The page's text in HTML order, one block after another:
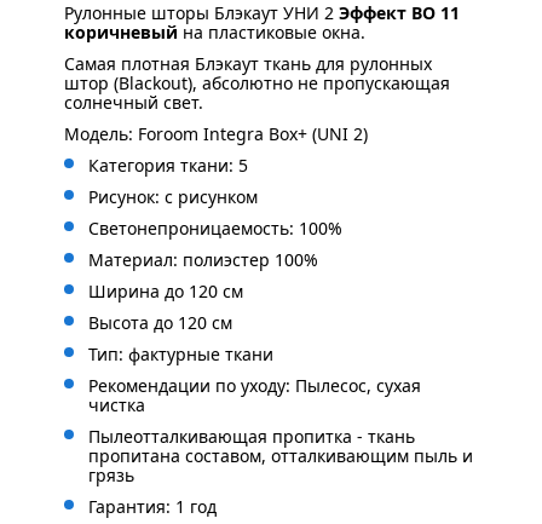
Рулонные шторы Блэкаут УНИ 2 Эффект BO 11
коричневый на пластиковые окна.
Самая плотная Блэкаут ткань для рулонных
штор (Blackout), абсолютно не пропускающая
солнечный свет.
Модель: Foroom Integra Box+ (UNI 2)
Категория ткани: 5
Рисунок: с рисунком
Светонепроницаемость: 100%
Материал: полиэстер 100%
Ширина до 120 см
Высота до 120 см
Тип: фактурные ткани
Рекомендации по уходу: Пылесос, сухая
чистка
Пылеотталкивающая пропитка - ткань
пропитана составом, отталкивающим пыль и
грязь
Гарантия: 1 год